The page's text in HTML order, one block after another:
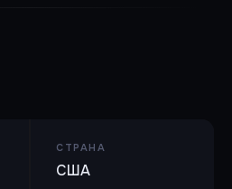
СТРАНА
США